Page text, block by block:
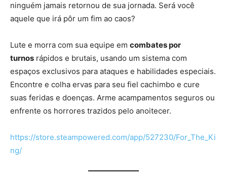
ninguém jamais retornou de sua jornada. Será você
aquele que irá pôr um fim ao caos?
Lute e morra com sua equipe em combates por
turnos rápidos e brutais, usando um sistema com
espaços exclusivos para ataques e habilidades especiais.
Encontre e colha ervas para seu fiel cachimbo e cure
suas feridas e doenças. Arme acampamentos seguros ou
enfrente os horrores trazidos pelo anoitecer.
https://store.steampowered.com/app/527230/For_The_Ki
ng/